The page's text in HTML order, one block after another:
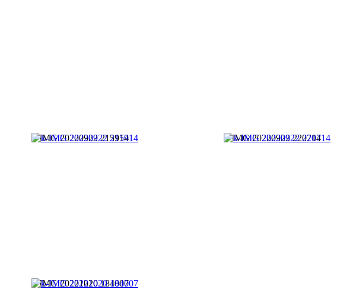
k-IMG 20220922 215914 k-IMG 20220922 220714
k-IMG 20221020 184007